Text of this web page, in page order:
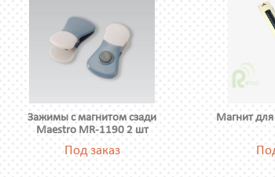
Зажимы с магнитом сзади
Maestro MR-1190 2 шт
Под заказ
Магнит